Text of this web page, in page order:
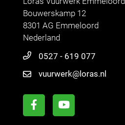
Bouwerskamp 12
8301 AG Emmeloord
Nederland
0527 - 619 077
vuurwerk@loras.nl